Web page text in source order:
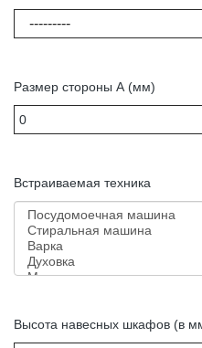
---------
Размер стороны А (мм)
Встраиваемая техника
Высота навесных шкафов (в